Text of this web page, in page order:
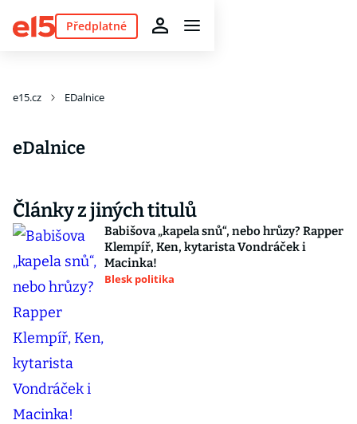
Předplatné
e15.cz EDalnice
eDalnice
Články z jiných titulů
Babišova „kapela snů“, nebo hrůzy? Rapper
Klempíř, Ken, kytarista Vondráček i
Macinka!
Blesk politika